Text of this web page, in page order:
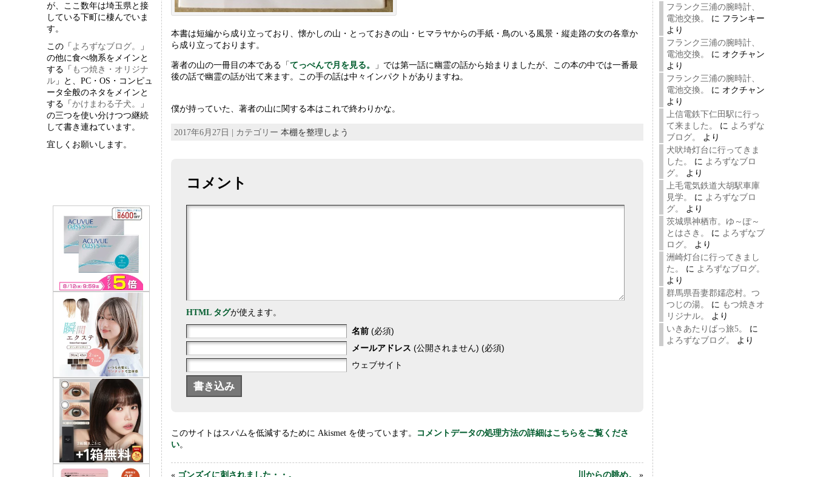
が、ここ数年は埼玉県と接
している下町に棲んでいま
す。
この「 よろずなブログ。
」
の他に食べ物系をメインと
する「 もつ焼き・オリジナ
ル 」と、PC・OS・コンピュ
ータ全般のネタをメインと
する「かけまわる子犬。
」
の三つを使い分けつつ継続
して書き連ねています。
宜しくお願いします。
本書は短編から成り立っており、懐かしの山・とっておきの山・ヒマラヤからの手紙・鳥のいる風景・縦走路の女の各章か
ら成り立っております。
著者の山の一冊目の本である「てっぺんで月を見る。
」では第一話に幽霊の話から始まりましたが、この本の中では一番最
後の話で幽霊の話が出て来ます。この手の話は中々インパクトがありますね。
僕が持っていた、著者の山に関する本はこれで終わりかな。
2017年6月27日 | カテゴリー本棚を整理しよう
コメント
HTML タグが使えます。
名前(必須)
メールアドレス (公開されません) (必須)
ウェブサイト
このサイトはスパムを低減するために Akismet を使っています。
コメントデータの処理方法の詳細はこちらをご覧くださ
い。
« ゴンズイに刺されました・・。 川からの眺め。 »
フランク三浦の腕時計、
電池交換。
に フランキー
より
フランク三浦の腕時計、
電池交換。
に オクチャン
より
フランク三浦の腕時計、
電池交換。
に オクチャン
より
上信電鉄下仁田駅に行っ
て来ました。
に よろずな
ブログ。
より
犬吠埼灯台に行ってきま
した。
に よろずなブロ
グ。
より
上毛電気鉄道大胡駅車庫
見学。
に よろずなブロ
グ。
より
茨城県神栖市。ゆ～ぽ～
とはさき。
に よろずなブ
ログ。
より
洲崎灯台に行ってきまし
た。
に よろずなブログ。
より
群馬県吾妻郡嬬恋村。つ
つじの湯。
に もつ焼きオ
リジナル。
より
いきあたりばっ旅5。
に
よろずなブログ。
より